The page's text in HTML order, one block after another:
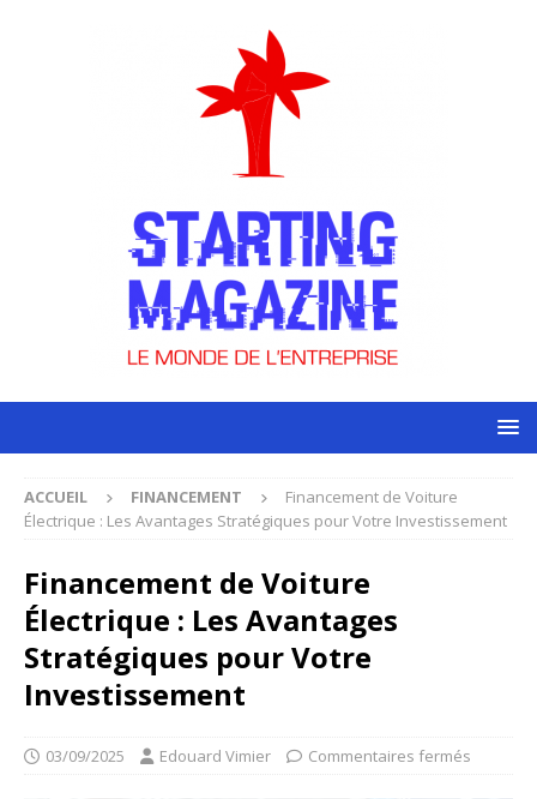
ACCUEIL FINANCEMENT
Financement de Voiture
Électrique : Les Avantages Stratégiques pour Votre Investissement
Financement de Voiture
Électrique : Les Avantages
Stratégiques pour Votre
Investissement
03/09/2025 Edouard Vimier Commentaires fermés